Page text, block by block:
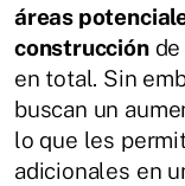
áreas
construcciónde
en total. Sin
buscan un
lo que les
adicionales en